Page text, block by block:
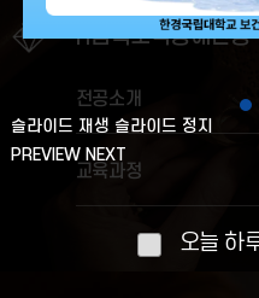
슬라이드 재생 슬라이드 정지
PREVIEW NEXT
오늘 하
귀금속보석공예전공
전공소개
교육과정